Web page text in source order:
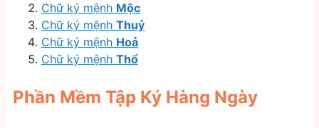
Chữ ký mệnh Mộc
Chữ ký mệnh Thuỷ
Chữ ký mệnh Hoả
Chữ ký mệnh Thổ
Phần Mềm Tập Ký Hàng Ngày